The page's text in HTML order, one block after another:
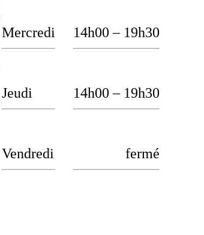
Mercredi 14h00 – 19h30
Jeudi 14h00 – 19h30
Vendredi fermé